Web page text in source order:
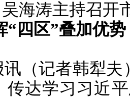
吴海涛主持召开
“四区”叠加优
（记者韩犁
传达学习习近